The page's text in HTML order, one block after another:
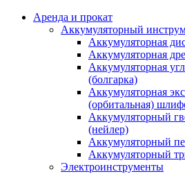
Аренда и прокат
Аккумуляторный
Аккумуляторная
Аккумуляторная
Аккумуляторная
(болгарка)
Аккумуляторная
(орбитальная)
Аккумуляторный
(нейлер)
Аккумуляторный
Аккумуляторный
Электроинструменты